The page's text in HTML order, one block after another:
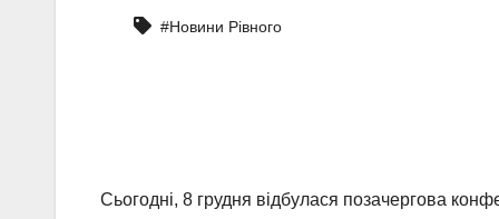
#Новини Рівного
Сьогодні, 8 грудня відбулася позачергова